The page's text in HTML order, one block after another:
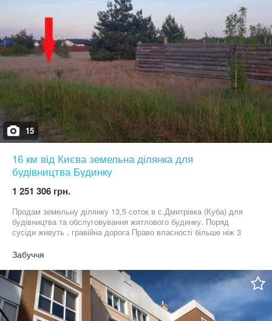
15
16 км від Києва земельна ділянка для
будівництва Будинку
1 251 306 грн.
Продам земельну ділянку 13,5 соток в с.Дмитрівка (Куба) для
будівництва та обслуговування житлового будинку. Поряд
сусіди живуть , гравійна дорога Право власності більше ніж 3
хвилин Роман АН Квартал Деталі по телефону
Забуччя